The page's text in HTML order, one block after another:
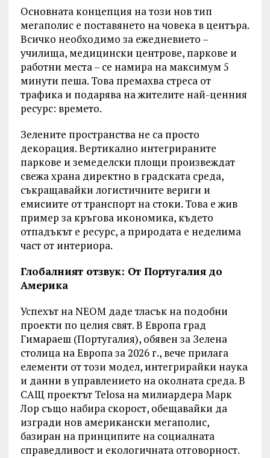
Основната концепция на този нов тип
мегаполис е поставянето на човека в центъра.
Всичко необходимо за ежедневието –
училища, медицински центрове, паркове и
работни места – се намира на максимум 5
минути пеша. Това премахва стреса от
трафика и подарява на жителите най-ценния
ресурс: времето.
Зелените пространства не са просто
декорация. Вертикално интегрираните
паркове и земеделски площи произвеждат
свежа храна директно в градската среда,
съкращавайки логистичните вериги и
емисиите от транспорт на стоки. Това е жив
пример за кръгова икономика, където
отпадъкът е ресурс, а природата е неделима
част от интериора.
Глобалният отзвук: От Португалия до
Америка
Успехът на NEOM даде тласък на подобни
проекти по целия свят. В Европа град
Гимараеш (Португалия), обявен за Зелена
столица на Европа за 2026 г., вече прилага
елементи от този модел, интегрирайки наука
и данни в управлението на околната среда. В
САЩ проектът Telosa на милиардера Марк
Лор също набира скорост, обещавайки да
изгради нов американски мегаполис,
базиран на принципите на социалната
справедливост и екологичната отговорност.